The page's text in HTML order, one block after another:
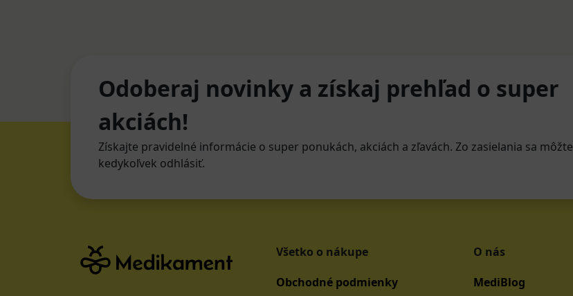
Odoberaj novinky a získaj prehľad o super
akciách!
Získajte pravidelné informácie o super ponukách, akciách a zľavách. Zo zasielania sa môžte
kedykoľvek odhlásiť.
Všetko o nákupe
Obchodné podmienky
O nás
MediBlog